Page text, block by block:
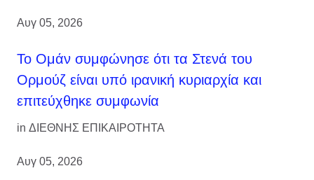
Αυγ 05, 2026
Το Ομάν συμφώνησε ότι τα Στενά του
Ορμούζ είναι υπό ιρανική κυριαρχία και
επιτεύχθηκε συμφωνία
in ΔΙΕΘΝΗΣ ΕΠΙΚΑΙΡΟΤΗΤΑ
Αυγ 05, 2026